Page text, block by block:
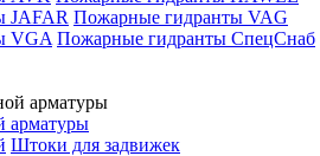
JAFAR Пожарные гидранты VAG
VGA Пожарные гидранты СпецСнаб
арматуры
Штоки для задвижек